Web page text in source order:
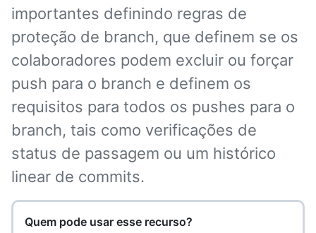
importantes definindo regras de
proteção de branch, que definem se os
colaboradores podem excluir ou forçar
push para o branch e definem os
requisitos para todos os pushes para o
branch, tais como verificações de
status de passagem ou um histórico
linear de commits.
Quem pode usar esse recurso?